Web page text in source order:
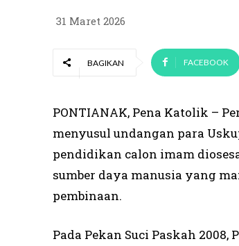
31 Maret 2026
BAGIKAN FACEBOOK
PONTIANAK, Pena Katolik –
menyusul undangan para
pendidikan calon imam
sumber daya manusia yang
pembinaan.
Pada Pekan Suci Paskah